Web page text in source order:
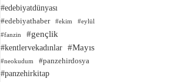
#edebiyatdünyası
#edebiyathaber #ekim #eylül
#fanzin
#gençlik
#kentlervekadınlar #Mayıs
#neokudum
#panzehirdosya
#panzehirkitap